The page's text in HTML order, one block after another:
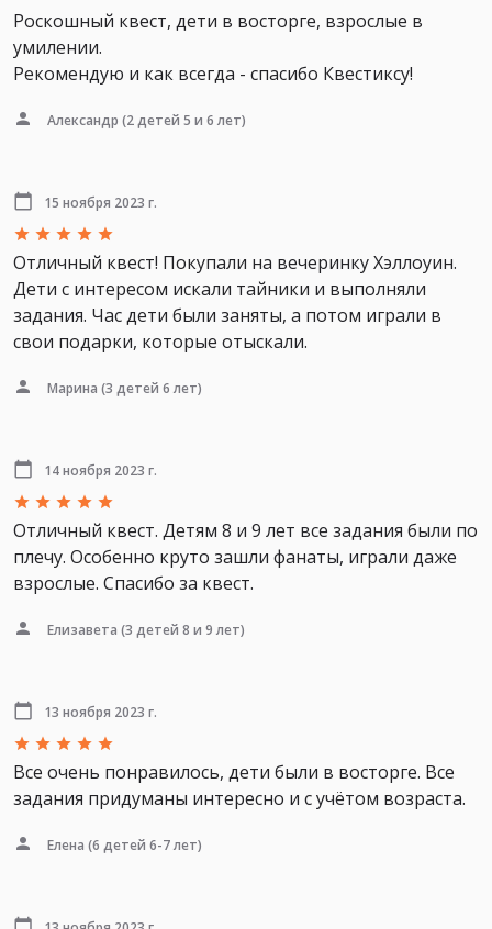
Роскошный квест, дети в восторге, взрослые в
умилении.
Рекомендую и как всегда - спасибо Квестиксу!
Александр (2 детей 5 и 6 лет)
15 ноября 2023 г.
Отличный квест! Покупали на вечеринку Хэллоуин.
Дети с интересом искали тайники и выполняли
задания. Час дети были заняты, а потом играли в
свои подарки, которые отыскали.
Марина (3 детей 6 лет)
14 ноября 2023 г.
Отличный квест. Детям 8 и 9 лет все задания были по
плечу. Особенно круто зашли фанаты, играли даже
взрослые. Спасибо за квест.
Елизавета (3 детей 8 и 9 лет)
13 ноября 2023 г.
Все очень понравилось, дети были в восторге. Все
задания придуманы интересно и с учётом возраста.
Елена (6 детей 6-7 лет)